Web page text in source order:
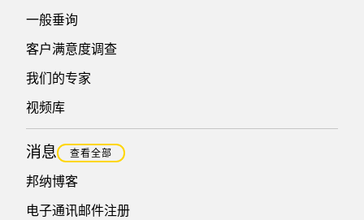
一般垂询
客户满意度调查
我们的专家
视频库
消息 查看全部
邦纳博客
电子通讯邮件注册